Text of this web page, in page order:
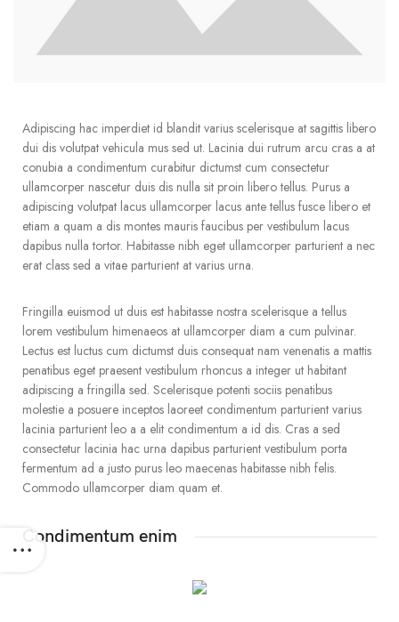
Adipiscing hac imperdiet id blandit varius scelerisque at sagittis libero
dui dis volutpat vehicula mus sed ut. Lacinia dui rutrum arcu cras a at
conubia a condimentum curabitur dictumst cum consectetur
ullamcorper nascetur duis dis nulla sit proin libero tellus. Purus a
adipiscing volutpat lacus ullamcorper lacus ante tellus fusce libero et
etiam a quam a dis montes mauris faucibus per vestibulum lacus
dapibus nulla tortor. Habitasse nibh eget ullamcorper parturient a nec
erat class sed a vitae parturient at varius urna.
Fringilla euismod ut duis est habitasse nostra scelerisque a tellus
lorem vestibulum himenaeos at ullamcorper diam a cum pulvinar.
Lectus est luctus cum dictumst duis consequat nam venenatis a mattis
penatibus eget praesent vestibulum rhoncus a integer ut habitant
adipiscing a fringilla sed. Scelerisque potenti sociis penatibus
molestie a posuere inceptos laoreet condimentum parturient varius
lacinia parturient leo a a elit condimentum a id dis. Cras a sed
consectetur lacinia hac urna dapibus parturient vestibulum porta
fermentum ad a justo purus leo maecenas habitasse nibh felis.
Commodo ullamcorper diam quam et.
Condimentum enim